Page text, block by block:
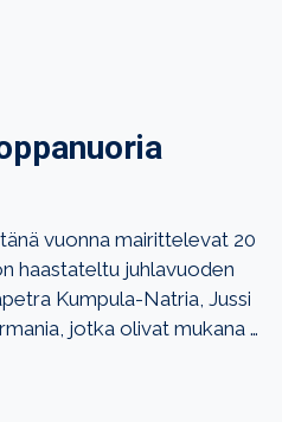
vuonna mairittelevat 20
haastateltu juhlavuoden
Kumpula-Natria, Jussi
jotka olivat mukana …